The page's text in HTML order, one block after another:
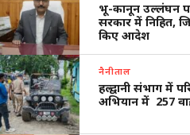
भू-कानून उल्लंघन
सरकार में निहित,
किए आदेश
नैनीताल
हल्द्वानी संभाग में
अभियान में 257